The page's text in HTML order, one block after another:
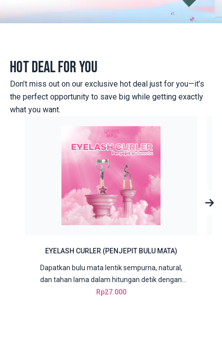
HOT DEAL FOR YOU
Don’t miss out on our exclusive hot deal just for you—it’s
the perfect opportunity to save big while getting exactly
what you want.
EYELASH CURLER (PENJEPIT BULU MATA)
Dapatkan bulu mata lentik sempurna, natural,
dan tahan lama dalam hitungan detik dengan
Glambox Worl...
Rp27.000